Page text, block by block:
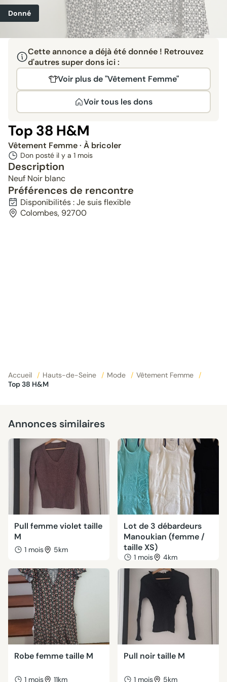
Donné
Cette annonce a déjà été donnée ! Retrouvez
d'autres super dons ici :
Voir plus de "Vêtement Femme"
Voir tous les dons
Top 38 H&M
Vêtement Femme· À bricoler
Don posté il y a 1 mois
Description
Neuf Noir blanc
Préférences de rencontre
Disponibilités : Je suis flexible
Colombes, 92700
Accueil / Hauts-de-Seine / Mode / Vêtement Femme
/
Top 38 H&M
Annonces similaires
Pull femme violet taille
M
1 mois 5km
Lot de 3 débardeurs
Manoukian (femme /
taille XS)
1 mois 4km
Robe femme taille M
1 mois 11km
Pull noir taille M
1 mois 5km